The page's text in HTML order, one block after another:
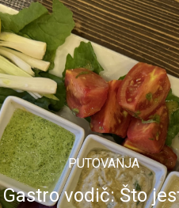
PUTOVANJA
Gastro vodič: Što